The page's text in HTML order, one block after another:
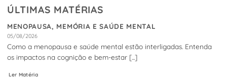
ÚLTIMAS MATÉRIAS
MENOPAUSA, MEMÓRIA E SAÚDE MENTAL
05/08/2026
Como a menopausa e saúde mental estão interligadas. Entenda
os impactos na cognição e bem-estar [...]
Ler Matéria